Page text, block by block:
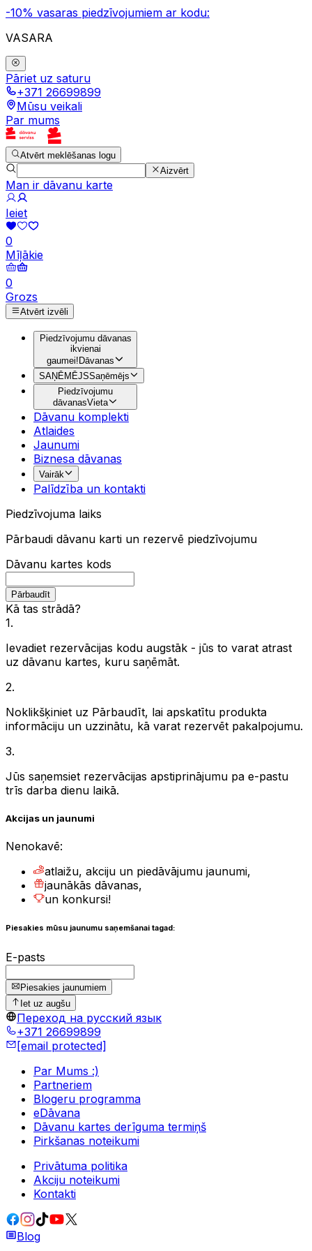
-10% vasaras piedzīvojumiem ar kodu:
VASARA
Pāriet uz saturu
+371 26699899
Mūsu veikali
Par mums
Atvērt meklēšanas logu
Aizvērt
Man ir dāvanu karte
Ieiet
0
Mīļākie
0
Grozs
Atvērt izvēli
Piedzīvojumu dāvanas
ikvienai
gaumei!Dāvanas
SAŅĒMĒJSSaņēmējs
Piedzīvojumu
dāvanasVieta
Dāvanu komplekti
Atlaides
Jaunumi
Biznesa dāvanas
Vairāk
Palīdzība un kontakti
Piedzīvojuma laiks
Pārbaudi dāvanu karti un rezervē piedzīvojumu
Dāvanu kartes kods
Pārbaudīt
Kā tas strādā?
1.
Ievadiet rezervācijas kodu augstāk - jūs to varat atrast
uz dāvanu kartes, kuru saņēmāt.
2.
Noklikšķiniet uz Pārbaudīt, lai apskatītu produkta
informāciju un uzzinātu, kā varat rezervēt pakalpojumu.
3.
Jūs saņemsiet rezervācijas apstiprinājumu pa e-pastu
trīs darba dienu laikā.
Akcijas un jaunumi
Nenokavē:
atlaižu, akciju un piedāvājumu jaunumi,
jaunākās dāvanas,
un konkursi!
Piesakies mūsu jaunumu saņemšanai tagad:
E-pasts
Piesakies jaunumiem
Iet uz augšu
Переход на русский язык
+371 26699899
[email protected]
Par Mums :)
Partneriem
Blogeru programma
eDāvana
Dāvanu kartes derīguma termiņš
Pirkšanas noteikumi
Privātuma politika
Akciju noteikumi
Kontakti
Blog